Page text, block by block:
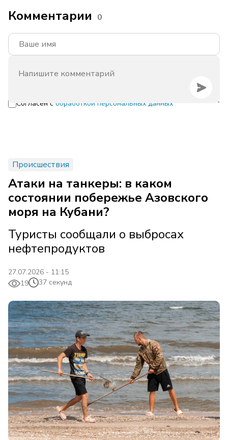
Комментарии 0
Согласен с обработкой персональных данных
Происшествия
Атаки на танкеры: в каком
состоянии побережье Азовского
моря на Кубани?
Туристы сообщали о выбросах
нефтепродуктов
27.07.2026 - 11:15
19
37 секунд